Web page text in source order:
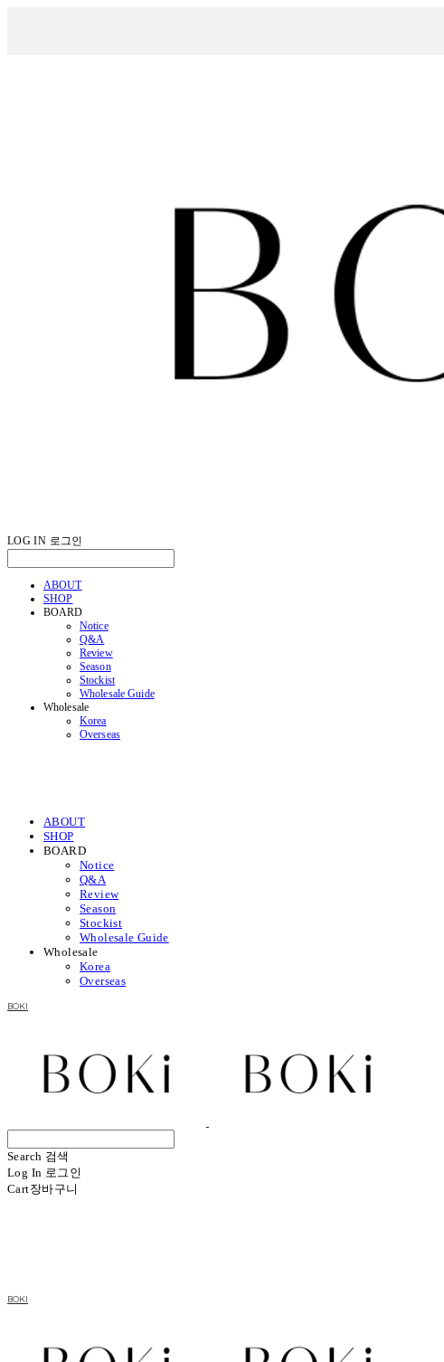
LOG IN 로그인
ABOUT
SHOP
BOARD
Notice
Q&A
Review
Season
Stockist
Wholesale Guide
Wholesale
Korea
Overseas
ABOUT
SHOP
BOARD
Notice
Q&A
Review
Season
Stockist
Wholesale Guide
Wholesale
Korea
Overseas
BOKI
Search 검색
Log In 로그인
Cart장바구니
BOKI